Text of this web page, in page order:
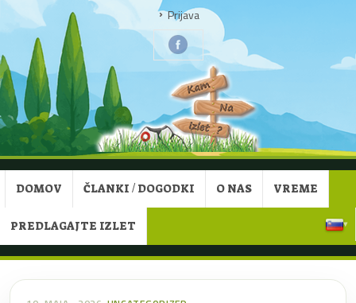
Prijava
DOMOV ČLANKI / DOGODKI O NAS VREME
PREDLAGAJTE IZLET ▾